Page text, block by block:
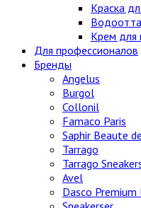
Краска
Крем для
Для профессионалов
Бренды
Angelus
Burgol
Collonil
Famaco Paris
Saphir Beaute
Tarrago
Tarrago
Avel
Dasco Premium